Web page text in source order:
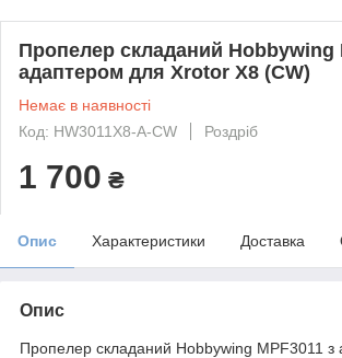
Пропелер складаний Hobbywing
адаптером для Xrotor X8 (CW)
Немає в наявності
Код: HW3011X8-A-CW
Роздріб
1 700 ₴
Опис Характеристики Доставка
Опис
Пропелер складаний Hobbywing MPF3011 з